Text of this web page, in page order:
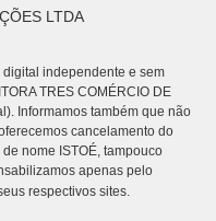
LTDA
digital independente e sem
TRES COMÉRCIO DE
Informamos também que não
cancelamento do
nome ISTOÉ, tampouco
apenas pelo
respectivos sites.